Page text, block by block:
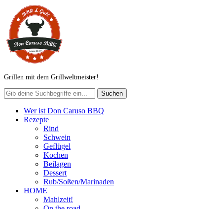
Grillen mit dem Grillweltmeister!
Wer ist Don Caruso BBQ
Rezepte
Rind
Schwein
Geflügel
Kochen
Beilagen
Dessert
Rub/Soßen/Marinaden
HOME
Mahlzeit!